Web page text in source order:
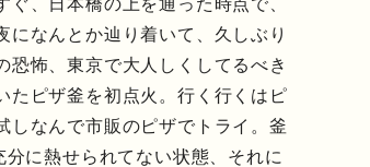
なんとか辿り着いて、久しぶり
恐怖、東京で大人しくしてるべき
たピザ釜を初点火。行く行くはピ
しなんで市販のピザでトライ。釜
に熱せられてない状態、それに